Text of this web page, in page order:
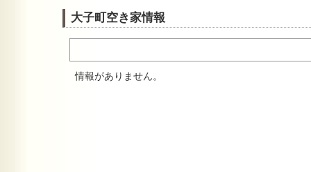
大子町空き家情報
情報がありません。